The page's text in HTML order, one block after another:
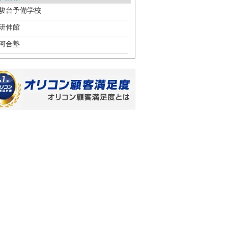
台予備学校
伸館
合塾